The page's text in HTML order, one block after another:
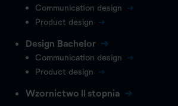
Communication design
Product design
Design Bachelor
Communication design
Product design
Wzornictwo II stopnia